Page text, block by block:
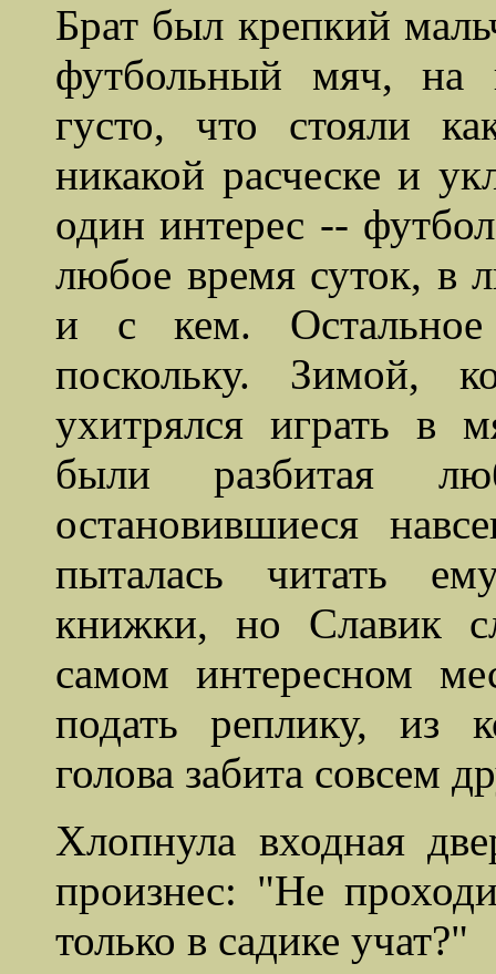
Брат был крепкий
футбольный мяч, на
густо, что стояли
никакой расческе и
один интерес --
любое время суток, в
и с кем. Остальное
поскольку. Зимой,
ухитрялся играть в
были разбитая
остановившиеся
пыталась читать
книжки, но Славик
самом интересном
подать реплику, из
голова забита совсем
Хлопнула входная
произнес: "Не
только в садике учат?"